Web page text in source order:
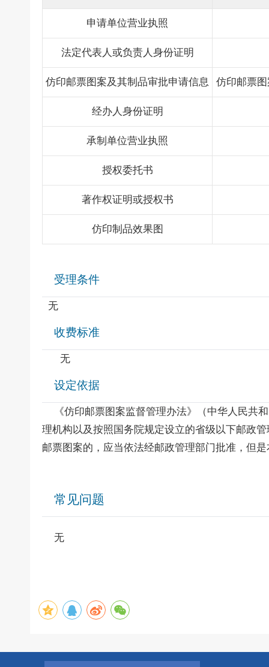
申请单位营业执照
法定代表人或负责人身份证明
仿印邮票图案及其制品审批申请信息 仿印邮票
经办人身份证明
承制单位营业执照
授权委托书
著作权证明或授权书
仿印制品效果图
受理条件
无
收费标准
无
设定依据
《仿印邮票图案监督管理办法》（中华人民共
理机构以及按照国务院规定设立的省级以下邮政
邮票图案的，应当依法经邮政管理部门批准，但
常见问题
无